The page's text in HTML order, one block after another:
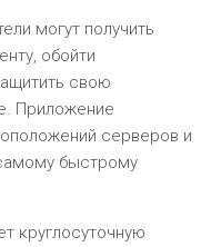
могут получить
обойти
свою
Приложение
серверов и
быстрому
круглосуточную